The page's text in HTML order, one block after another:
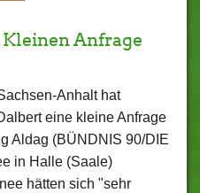
Anfrage
Anhalt hat
eine kleine Anfrage
Aldag (BÜNDNIS 90/DIE
in Halle (Saale)
hätten sich "sehr